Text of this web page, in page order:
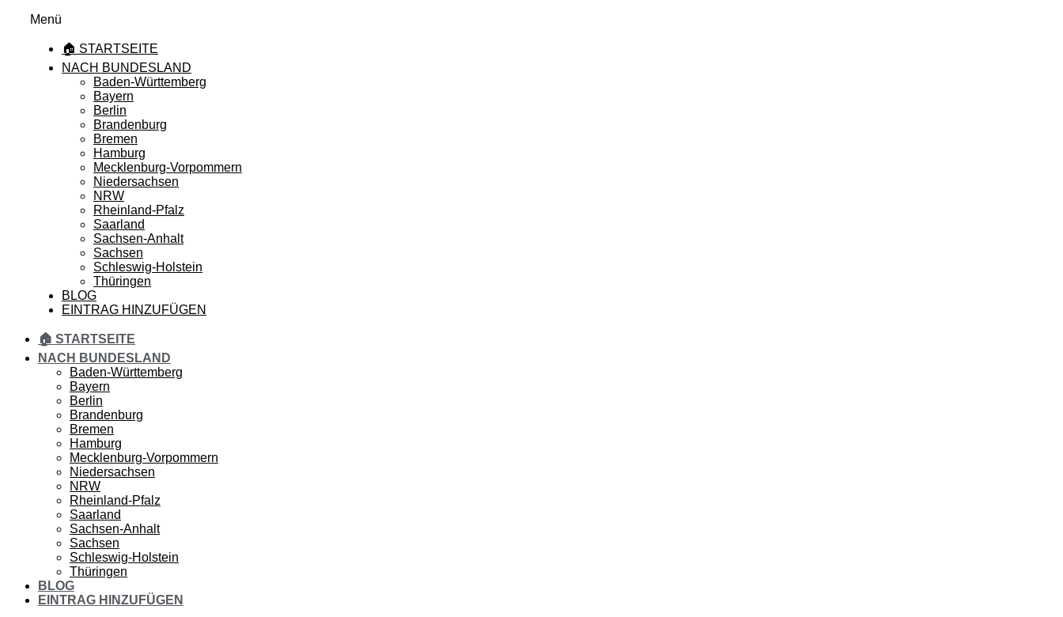
Menü
🏠 STARTSEITE
NACH BUNDESLAND
Baden-Württemberg
Bayern
Berlin
Brandenburg
Bremen
Hamburg
Mecklenburg-Vorpommern
Niedersachsen
NRW
Rheinland-Pfalz
Saarland
Sachsen-Anhalt
Sachsen
Schleswig-Holstein
Thüringen
BLOG
EINTRAG HINZUFÜGEN
🏠 STARTSEITE
NACH BUNDESLAND
Baden-Württemberg
Bayern
Berlin
Brandenburg
Bremen
Hamburg
Mecklenburg-Vorpommern
Niedersachsen
NRW
Rheinland-Pfalz
Saarland
Sachsen-Anhalt
Sachsen
Schleswig-Holstein
Thüringen
BLOG
EINTRAG HINZUFÜGEN